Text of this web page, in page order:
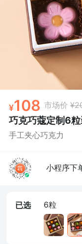
108 市场价
巧克巧蔻定制6
手工夹心巧克力
小程序下
已选 6粒